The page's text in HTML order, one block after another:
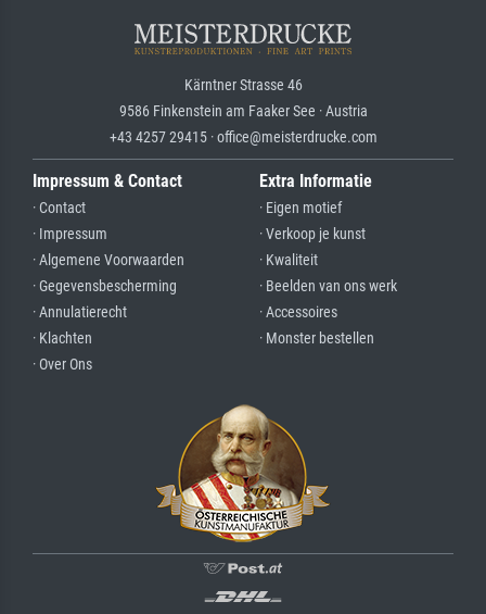
Kärntner Strasse 46
9586 Finkenstein am Faaker See · Austria
+43 4257 29415 · office@meisterdrucke.com
Impressum & Contact
· Contact
· Impressum
· Algemene Voorwaarden
· Gegevensbescherming
· Annulatierecht
· Klachten
· Over Ons
Extra Informatie
· Eigen motief
· Verkoop je kunst
· Kwaliteit
· Beelden van ons werk
· Accessoires
· Monster bestellen